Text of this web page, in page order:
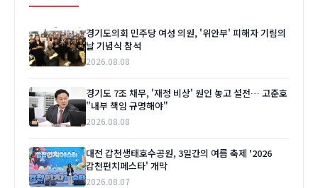
경기도의회 민주당 여성 의원, '위안부' 피해자 기림의
날 기념식 참석
2026.08.08
경기도 7조 채무, '재정 비상' 원인 놓고 설전… 고준호
"내부 책임 규명해야"
2026.08.08
대전 갑천생태호수공원, 3일간의 여름 축제 '2026
갑천펀치페스타' 개막
2026.08.07